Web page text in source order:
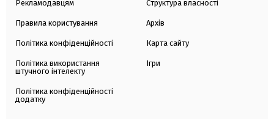
Рекламодавцям
Правила користування
Політика конфіденційності
Політика використання
штучного інтелекту
Політика конфіденційності
додатку
Структура власності
Архів
Карта сайту
Ігри